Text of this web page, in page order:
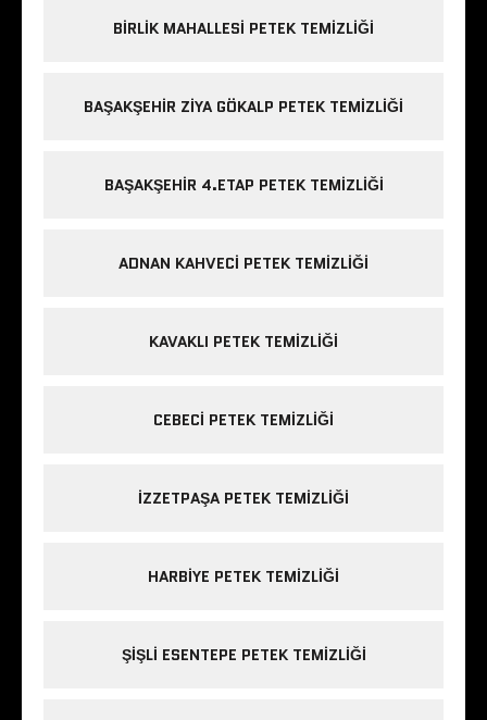
BIRLIK MAHALLESI PETEK TEMIZLIĞI
BAŞAKŞEHIR ZIYA GÖKALP PETEK TEMIZLIĞI
BAŞAKŞEHIR 4.ETAP PETEK TEMIZLIĞI
ADNAN KAHVECI PETEK TEMIZLIĞI
KAVAKLI PETEK TEMIZLIĞI
CEBECI PETEK TEMIZLIĞI
IZZETPAŞA PETEK TEMIZLIĞI
HARBIYE PETEK TEMIZLIĞI
ŞIŞLI ESENTEPE PETEK TEMIZLIĞI